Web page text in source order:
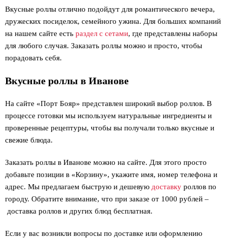
Вкусные роллы отлично подойдут для романтического вечера,
дружеских посиделок, семейного ужина. Для больших компаний
на нашем сайте есть раздел с сетами, где представлены наборы
для любого случая. Заказать роллы можно и просто, чтобы
порадовать себя.
Вкусные роллы в Иванове
На сайте «Порт Бояр» представлен широкий выбор роллов. В
процессе готовки мы используем натуральные ингредиенты и
проверенные рецептуры, чтобы вы получали только вкусные и
свежие блюда.
Заказать роллы в Иванове можно на сайте. Для этого просто
добавьте позиции в «Корзину», укажите имя, номер телефона и
адрес. Мы предлагаем быструю и дешевую доставку роллов по
городу. Обратите внимание, что при заказе от 1000 рублей –
доставка роллов и других блюд бесплатная.
Если у вас возникли вопросы по доставке или оформлению